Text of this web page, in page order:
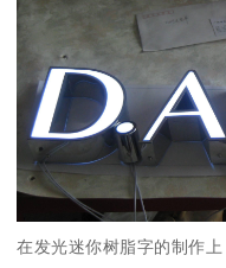
在发光迷你树脂字的制作